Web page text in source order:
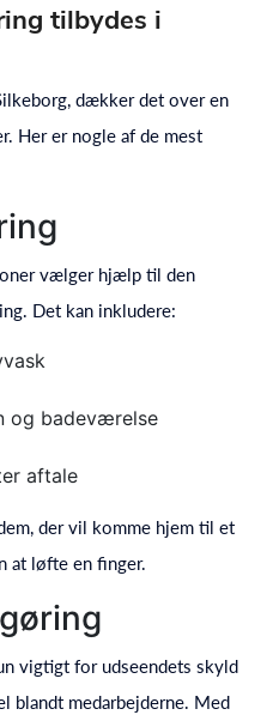
tilbydes i
dækker det over en
Her er nogle af de mest
vælger hjælp til den
Det kan inkludere:
og badeværelse
aftale
der vil komme hjem til et
at løfte en finger.
vigtigt for udseendets skyld
blandt medarbejderne. Med